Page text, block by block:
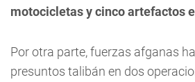
motocicletas y cinco artefactos
Por otra parte, fuerzas afganas
presuntos talibán en dos